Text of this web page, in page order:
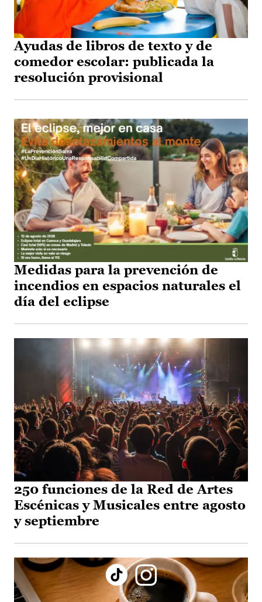
Ayudas de libros de texto y de
comedor escolar: publicada la
resolución provisional
Medidas para la prevención de
incendios en espacios naturales el
día del eclipse
250 funciones de la Red de Artes
Escénicas y Musicales entre agosto
y septiembre